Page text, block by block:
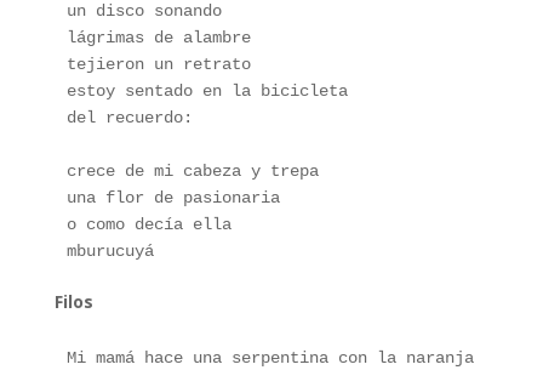
un disco sonando
lágrimas de alambre
tejieron un retrato
estoy sentado en la bicicleta
del recuerdo:
crece de mi cabeza y trepa
una flor de pasionaria
o como decía ella
mburucuyá
Filos
Mi mamá hace una serpentina con la naranja